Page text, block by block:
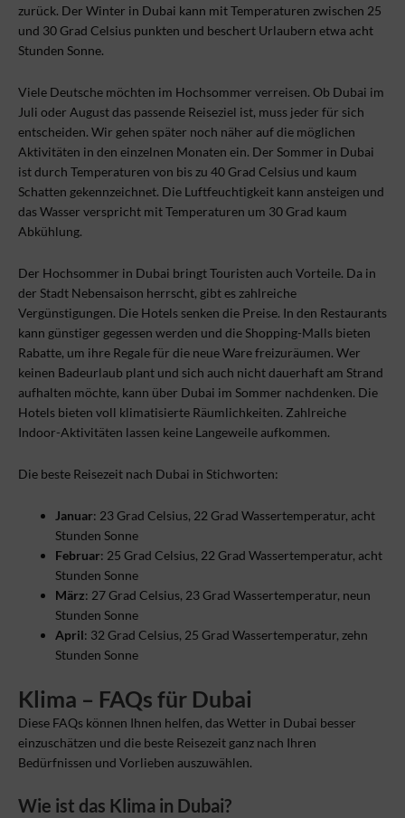
zurück. Der Winter in Dubai kann mit Temperaturen zwischen 25
und 30 Grad Celsius punkten und beschert Urlaubern etwa acht
Stunden Sonne.
Viele Deutsche möchten im Hochsommer verreisen. Ob Dubai im
Juli oder August das passende Reiseziel ist, muss jeder für sich
entscheiden. Wir gehen später noch näher auf die möglichen
Aktivitäten in den einzelnen Monaten ein. Der Sommer in Dubai
ist durch Temperaturen von bis zu 40 Grad Celsius und kaum
Schatten gekennzeichnet. Die Luftfeuchtigkeit kann ansteigen und
das Wasser verspricht mit Temperaturen um 30 Grad kaum
Abkühlung.
Der Hochsommer in Dubai bringt Touristen auch Vorteile. Da in
der Stadt Nebensaison herrscht, gibt es zahlreiche
Vergünstigungen. Die Hotels senken die Preise. In den Restaurants
kann günstiger gegessen werden und die Shopping-Malls bieten
Rabatte, um ihre Regale für die neue Ware freizuräumen. Wer
keinen Badeurlaub plant und sich auch nicht dauerhaft am Strand
aufhalten möchte, kann über Dubai im Sommer nachdenken. Die
Hotels bieten voll klimatisierte Räumlichkeiten. Zahlreiche
Indoor-Aktivitäten lassen keine Langeweile aufkommen.
Die beste Reisezeit nach Dubai in Stichworten:
Januar: 23 Grad Celsius, 22 Grad Wassertemperatur, acht
Stunden Sonne
Februar: 25 Grad Celsius, 22 Grad Wassertemperatur, acht
Stunden Sonne
März: 27 Grad Celsius, 23 Grad Wassertemperatur, neun
Stunden Sonne
April: 32 Grad Celsius, 25 Grad Wassertemperatur, zehn
Stunden Sonne
Klima – FAQs für Dubai
Diese FAQs können Ihnen helfen, das Wetter in Dubai besser
einzuschätzen und die beste Reisezeit ganz nach Ihren
Bedürfnissen und Vorlieben auszuwählen.
Wie ist das Klima in Dubai?